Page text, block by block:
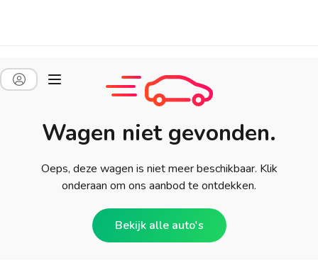
Wagen niet gevonden.
Oeps, deze wagen is niet meer beschikbaar. Klik
onderaan om ons aanbod te ontdekken.
Bekijk alle auto's